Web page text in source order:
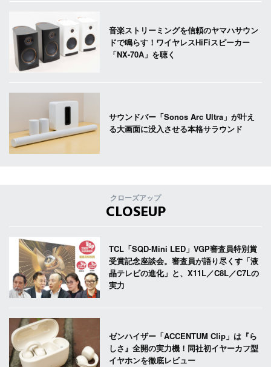
音楽ストリーミングを信頼のヤマハサウン
ドで鳴らす！ワイヤレスHiFiスピーカー
「NX-70A」を聴く
サウンドバー「Sonos Arc Ultra」が叶え
る大画面に没入させる本格サラウンド
クローズアップ
CLOSEUP
TCL「SQD-Mini LED」VGP審査員特別賞
受賞記念座談会。審査員が語り尽くす「液
晶テレビの進化」と、X11L／C8L／C7Lの
実力
ゼンハイザー「ACCENTUM Clip」は『ら
しさ』全開の実力機！同社初イヤーカフ型
イヤホンを徹底レビュー